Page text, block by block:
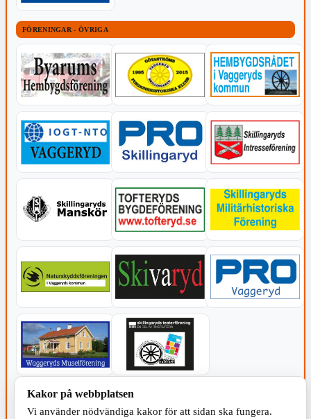
FÖRENINGAR - ÖVRIGA
KOMMUNEN
Kakor på webbplatsen
Vi använder nödvändiga kakor för att sidan ska fungera.